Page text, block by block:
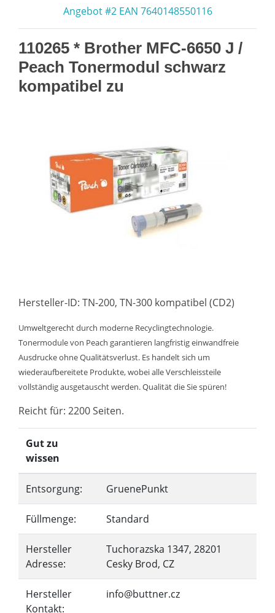
Angebot #2 EAN 7640148550116
110265 * Brother MFC-6650 J /
Peach Tonermodul schwarz
kompatibel zu
Hersteller-ID: TN-200, TN-300 kompatibel (CD2)
Umweltgerecht durch moderne Recyclingtechnologie.
Tonermodule von Peach garantieren langfristig einwandfreie
Ausdrucke ohne Qualitätsverlust. Es handelt sich um
wiederaufbereitete Produkte, wobei alle Verschleissteile
vollständig ausgetauscht werden. Qualität die Sie spüren!
Reicht für: 2200 Seiten.
Gut zu
wissen
Entsorgung: GruenePunkt
Füllmenge: Standard
Hersteller
Adresse:
Tuchorazska 1347, 28201
Cesky Brod, CZ
Hersteller
Kontakt:
info@buttner.cz